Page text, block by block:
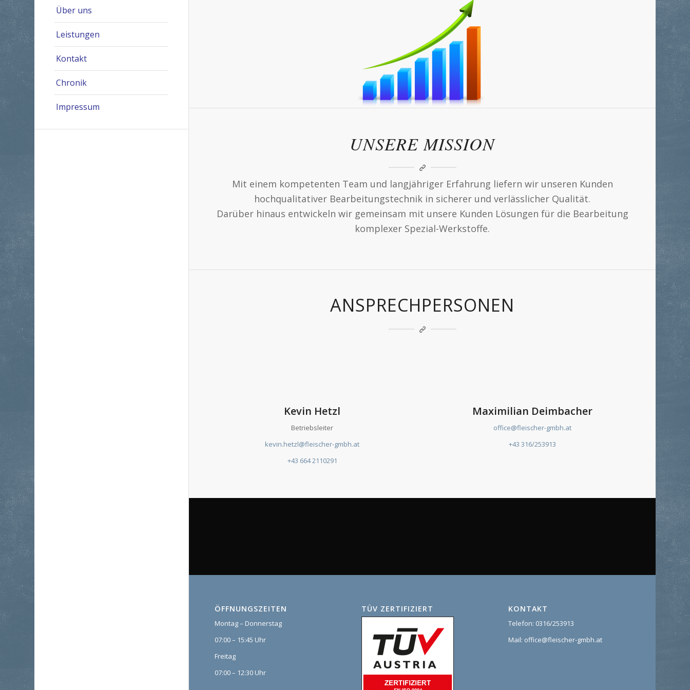
Über uns
Leistungen
Kontakt
Chronik
Impressum
UNSERE MISSION
Mit einem kompetenten Team und langjähriger Erfahrung liefern wir unseren Kunden
hochqualitativer Bearbeitungstechnik in sicherer und verlässlicher Qualität.
Darüber hinaus entwickeln wir gemeinsam mit unsere Kunden Lösungen für die Bearbeitung
komplexer Spezial-Werkstoffe.
ANSPRECHPERSONEN
Kevin Hetzl
Betriebsleiter
kevin.hetzl@fleischer-gmbh.at
+43 664 2110291
Maximilian Deimbacher
office@fleischer-gmbh.at
+43 316/253913
ÖFFNUNGSZEITEN
Montag – Donnerstag
07:00 – 15:45 Uhr
Freitag
07:00 – 12:30 Uhr
TÜV ZERTIFIZIERT KONTAKT
Telefon: 0316/253913
Mail: office@fleischer-gmbh.at